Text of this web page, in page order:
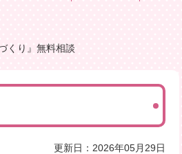
くり』無料相談
更新日：2026年05月29日